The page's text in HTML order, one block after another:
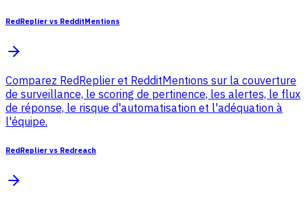
RedReplier vs RedditMentions
Comparez RedReplier et RedditMentions sur la couverture
de surveillance, le scoring de pertinence, les alertes, le flux
de réponse, le risque d'automatisation et l'adéquation à
l'équipe.
RedReplier vs Redreach